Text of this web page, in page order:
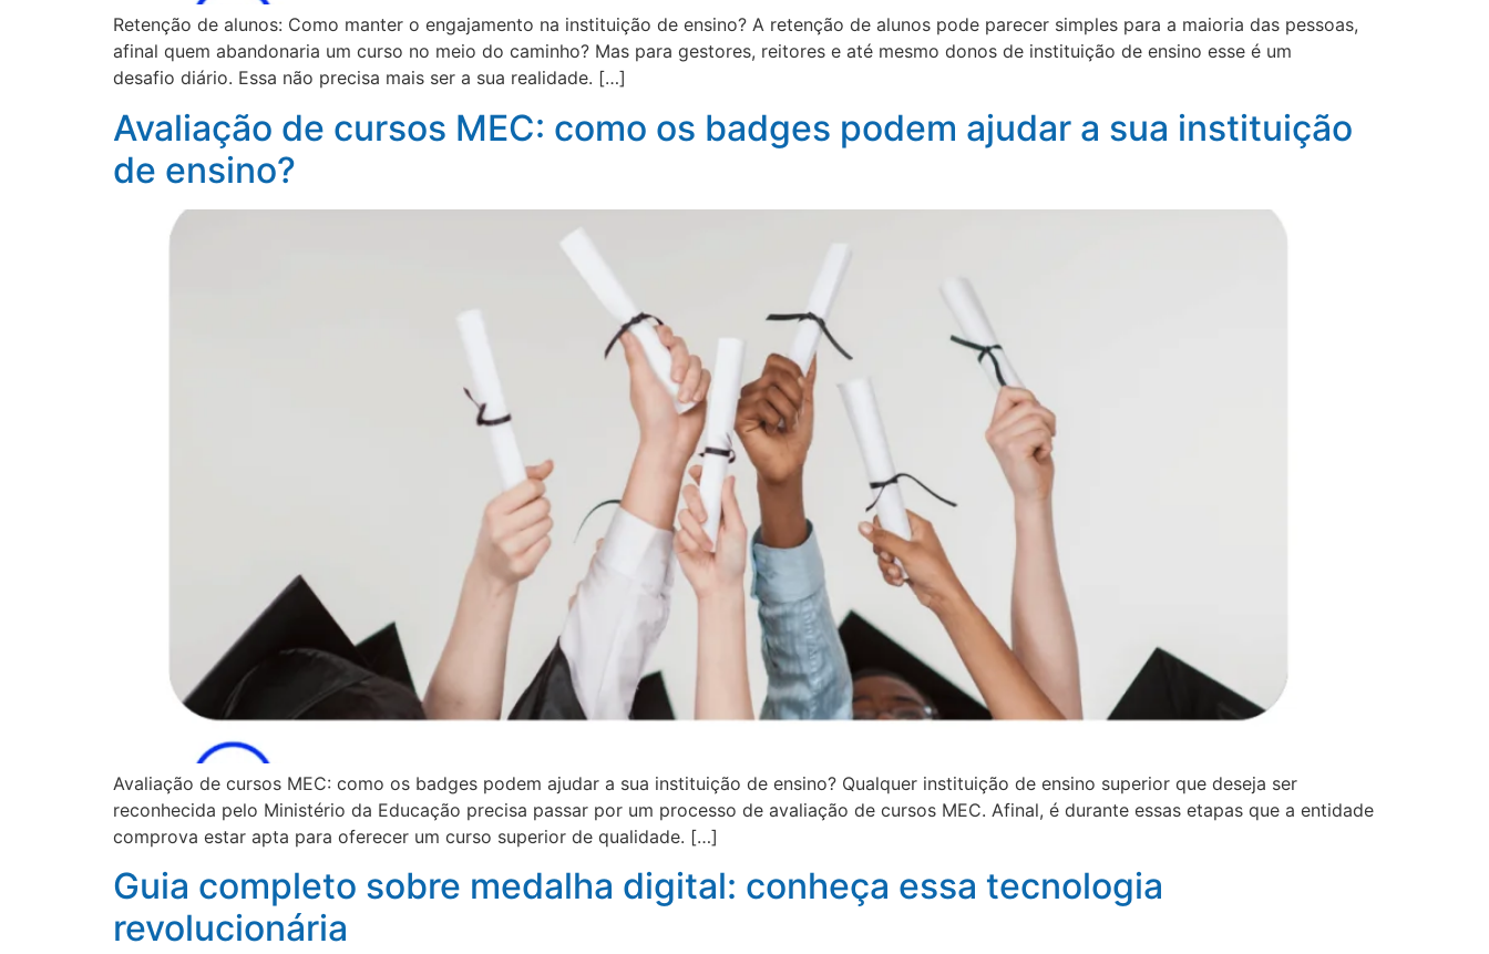
Retenção de alunos: Como manter o engajamento na instituição de ensino? A retenção de alunos pode parecer simples para a maioria das pessoas,
afinal quem abandonaria um curso no meio do caminho? Mas para gestores, reitores e até mesmo donos de instituição de ensino esse é um
desafio diário. Essa não precisa mais ser a sua realidade. […]
Avaliação de cursos MEC: como os badges podem ajudar a sua instituição
de ensino?
Avaliação de cursos MEC: como os badges podem ajudar a sua instituição de ensino? Qualquer instituição de ensino superior que deseja ser
reconhecida pelo Ministério da Educação precisa passar por um processo de avaliação de cursos MEC. Afinal, é durante essas etapas que a entidade
comprova estar apta para oferecer um curso superior de qualidade. […]
Guia completo sobre medalha digital: conheça essa tecnologia
revolucionária